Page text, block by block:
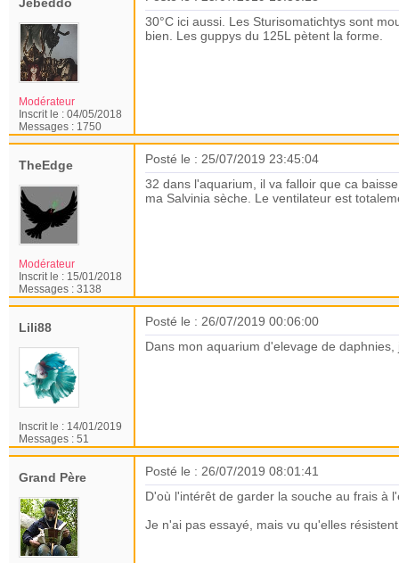
Modérateur
Inscrit le : 04/05/2018
Messages : 1750
30°C ici aussi. Les Sturisomatichtys sont
bien. Les guppys du 125L pètent la forme.
TheEdge
Modérateur
Inscrit le : 15/01/2018
Messages : 3138
Posté le : 25/07/2019 23:45:04
32 dans l'aquarium, il va falloir que ca
ma Salvinia sèche. Le ventilateur est
Lili88
Inscrit le : 14/01/2019
Messages : 51
Posté le : 26/07/2019 00:06:00
Dans mon aquarium d'elevage de
Grand Père
Posté le : 26/07/2019 08:01:41
D'où l'intérêt de garder la souche au frais à
Je n'ai pas essayé, mais vu qu'elles